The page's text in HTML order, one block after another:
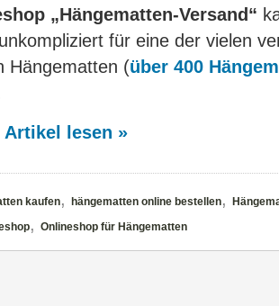
„Hängematten-Versand“
für eine der vielen
Hängematten (über 400
Artikel lesen »
kaufen, hängematten online bestellen,
, Onlineshop für Hängematten